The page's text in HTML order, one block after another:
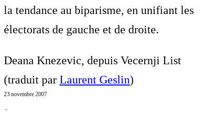
la tendance au biparisme, en unifiant les
électorats de gauche et de droite.
Deana Knezevic, depuis Vecernji List
(traduit par Laurent Geslin)
23 novembre 2007
⋅